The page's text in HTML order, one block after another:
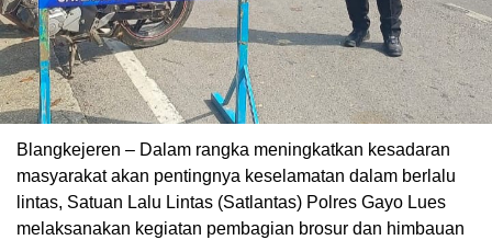
Blangkejeren – Dalam rangka meningkatkan kesadaran
masyarakat akan pentingnya keselamatan dalam berlalu
lintas, Satuan Lalu Lintas (Satlantas) Polres Gayo Lues
melaksanakan kegiatan pembagian brosur dan himbauan